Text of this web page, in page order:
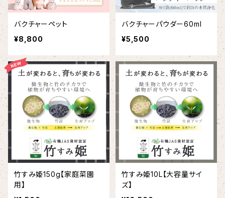
バクチャーペット
¥8,800
バクチャーパウダー60ml
¥5,500
竹すみ姫150g【家庭菜園
用】
竹すみ姫10L【大容量サイ
ズ】